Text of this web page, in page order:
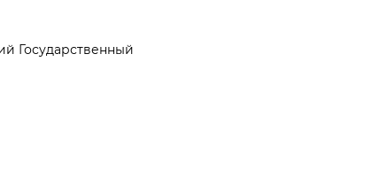
Государственный